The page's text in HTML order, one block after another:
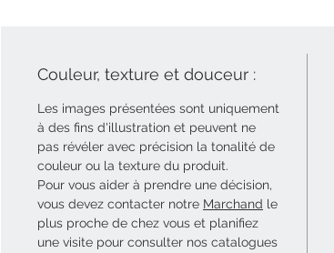
Couleur, texture et douceur :
Les images présentées sont uniquement
à des fins d'illustration et peuvent ne
pas révéler avec précision la tonalité de
couleur ou la texture du produit.
Pour vous aider à prendre une décision,
vous devez contacter notre Marchand le
plus proche de chez vous et planifiez
une visite pour consulter nos catalogues